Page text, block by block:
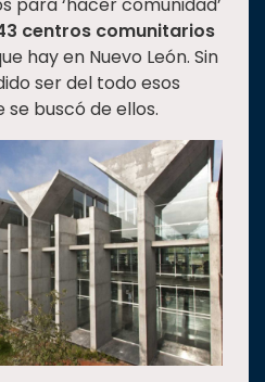
centros comunitarios
hay en Nuevo León. Sin
ser del todo esos
se buscó de ellos.